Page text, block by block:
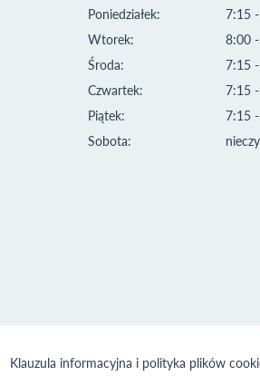
Poniedziałek:
Wtorek:
Środa:
Czwartek:
Piątek:
Sobota:
7:15
8:00
7:15
7:15
7:15
Klauzula informacyjna i polityka plików